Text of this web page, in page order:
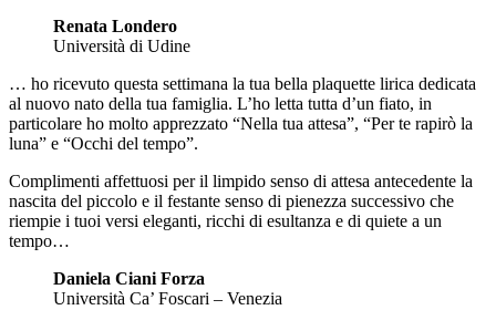
Renata Londero
Università di Udine
… ho ricevuto questa settimana la tua bella plaquette lirica dedicata
al nuovo nato della tua famiglia. L’ho letta tutta d’un fiato, in
particolare ho molto apprezzato “Nella tua attesa”, “Per te rapirò la
luna” e “Occhi del tempo”.
Complimenti affettuosi per il limpido senso di attesa antecedente la
nascita del piccolo e il festante senso di pienezza successivo che
riempie i tuoi versi eleganti, ricchi di esultanza e di quiete a un
tempo…
Daniela Ciani Forza
Università Ca’ Foscari – Venezia